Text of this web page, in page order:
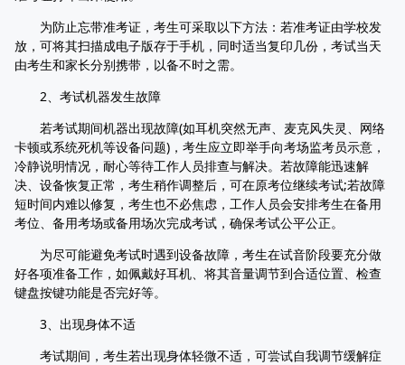
为防止忘带准考证，考生可采取以下方法：若准考证由学校发
放，可将其扫描成电子版存于手机，同时适当复印几份，考试当天
由考生和家长分别携带，以备不时之需。
2、考试机器发生故障
若考试期间机器出现故障(如耳机突然无声、麦克风失灵、网络
卡顿或系统死机等设备问题)，考生应立即举手向考场监考员示意，
冷静说明情况，耐心等待工作人员排查与解决。若故障能迅速解
决、设备恢复正常，考生稍作调整后，可在原考位继续考试;若故障
短时间内难以修复，考生也不必焦虑，工作人员会安排考生在备用
考位、备用考场或备用场次完成考试，确保考试公平公正。
为尽可能避免考试时遇到设备故障，考生在试音阶段要充分做
好各项准备工作，如佩戴好耳机、将其音量调节到合适位置、检查
键盘按键功能是否完好等。
3、出现身体不适
考试期间，考生若出现身体轻微不适，可尝试自我调节缓解症